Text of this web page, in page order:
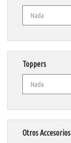
Toppers
Otros Accesorios